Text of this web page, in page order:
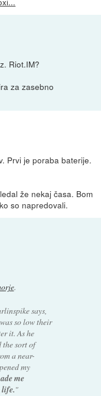
Riot.IM?
za zasebno
Prvi je poraba baterije.
že nekaj časa. Bom
so napredovali.
.
says,
so low their
it. As he
the sort of
a near-
my
me
life."